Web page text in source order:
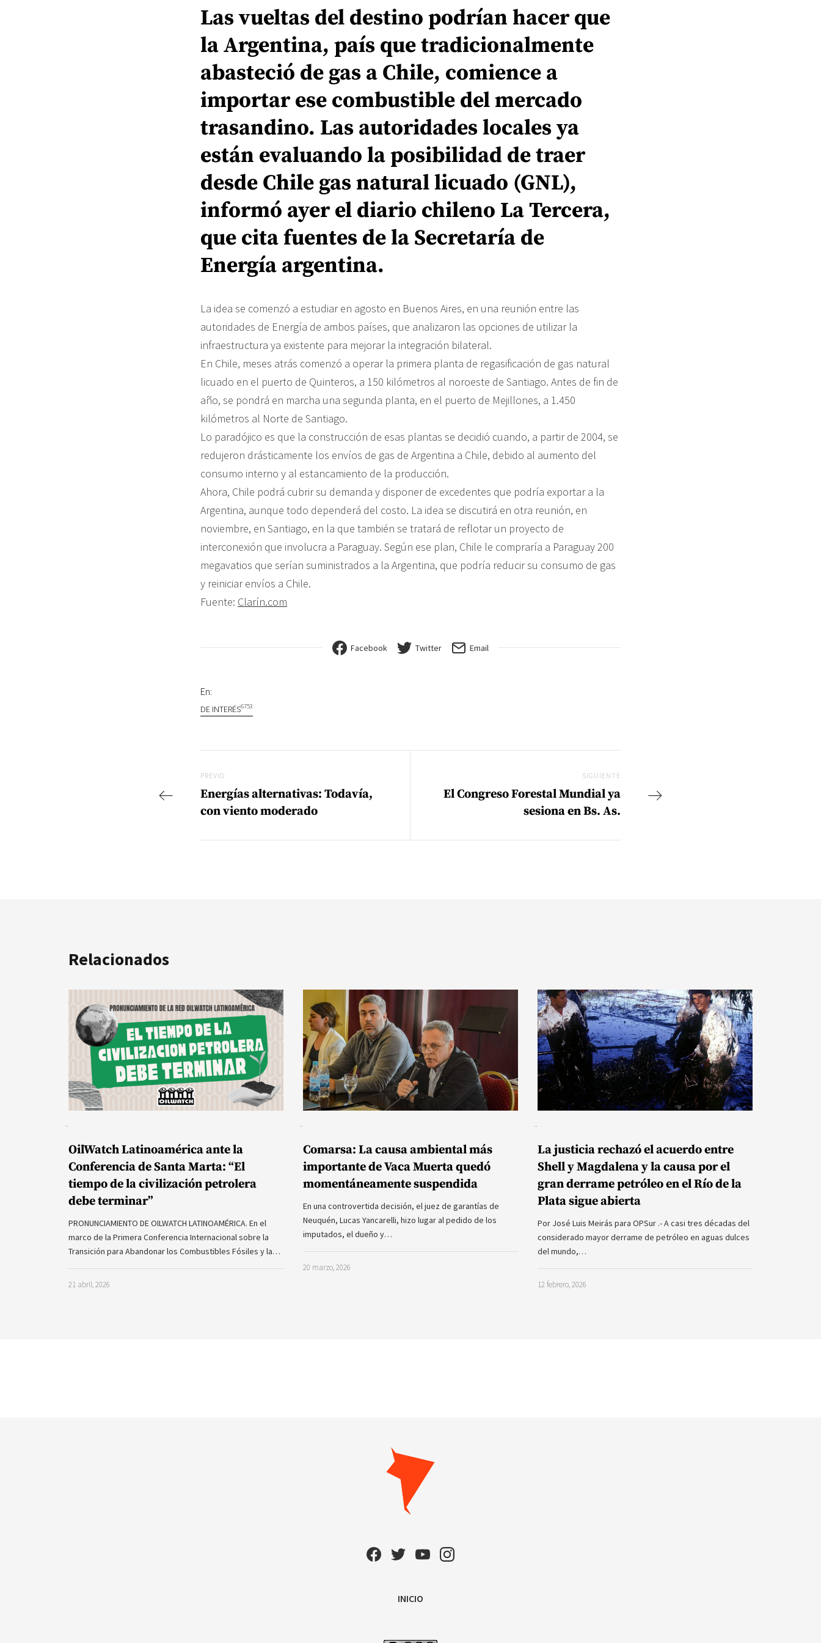
Las vueltas del destino podrían hacer que
la Argentina, país que tradicionalmente
abasteció de gas a Chile, comience a
importar ese combustible del mercado
trasandino. Las autoridades locales ya
están evaluando la posibilidad de traer
desde Chile gas natural licuado (GNL),
informó ayer el diario chileno La Tercera,
que cita fuentes de la Secretaría de
Energía argentina.
La idea se comenzó a estudiar en agosto en Buenos Aires, en una reunión entre las
autoridades de Energía de ambos países, que analizaron las opciones de utilizar la
infraestructura ya existente para mejorar la integración bilateral.
En Chile, meses atrás comenzó a operar la primera planta de regasificación de gas natural
licuado en el puerto de Quinteros, a 150 kilómetros al noroeste de Santiago. Antes de fin de
año, se pondrá en marcha una segunda planta, en el puerto de Mejillones, a 1.450
kilómetros al Norte de Santiago.
Lo paradójico es que la construcción de esas plantas se decidió cuando, a partir de 2004, se
redujeron drásticamente los envíos de gas de Argentina a Chile, debido al aumento del
consumo interno y al estancamiento de la producción.
Ahora, Chile podrá cubrir su demanda y disponer de excedentes que podría exportar a la
Argentina, aunque todo dependerá del costo. La idea se discutirá en otra reunión, en
noviembre, en Santiago, en la que también se tratará de reflotar un proyecto de
interconexión que involucra a Paraguay. Según ese plan, Chile le compraría a Paraguay 200
megavatios que serían suministrados a la Argentina, que podría reducir su consumo de gas
y reiniciar envíos a Chile.
Fuente: Clarín.com
Facebook Twitter Email
En:
DE INTERÉS6753
Previo
PREVIO
Energías alternativas: Todavía,
con viento moderado
SIGUIENTE
El Congreso Forestal Mundial ya
sesiona en Bs. As.
Relacionados
OilWatch Latinoamérica ante la
Conferencia de Santa Marta: “El
tiempo de la civilización petrolera
debe terminar”
PRONUNCIAMIENTO DE OILWATCH LATINOAMÉRICA. En el
marco de la Primera Conferencia Internacional sobre la
Transición para Abandonar los Combustibles Fósiles y la…
21 abril, 2026
Comarsa: La causa ambiental más
importante de Vaca Muerta quedó
momentáneamente suspendida
En una controvertida decisión, el juez de garantías de
Neuquén, Lucas Yancarelli, hizo lugar al pedido de los
imputados, el dueño y…
20 marzo, 2026
La justicia rechazó el acuerdo entre
Shell y Magdalena y la causa por el
gran derrame petróleo en el Río de la
Plata sigue abierta
Por José Luis Meirás para OPSur .- A casi tres décadas del
considerado mayor derrame de petróleo en aguas dulces
del mundo,…
12 febrero, 2026
INICIO